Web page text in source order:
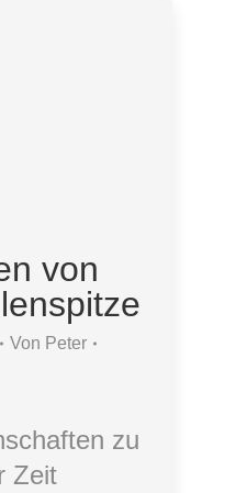
von
Von Peter
zu
Zeit